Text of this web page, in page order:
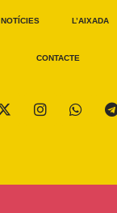
NOTÍCIES L’AIXADA
CONTACTE